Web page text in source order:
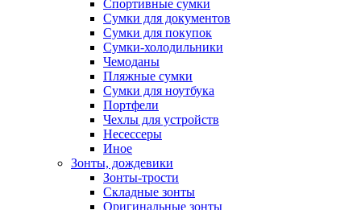
Спортивные сумки
Сумки для документов
Сумки для покупок
Сумки-холодильники
Чемоданы
Пляжные сумки
Сумки для ноутбука
Портфели
Чехлы для устройств
Несессеры
Иное
Зонты, дождевики
Зонты-трости
Складные зонты
Оригинальные зонты